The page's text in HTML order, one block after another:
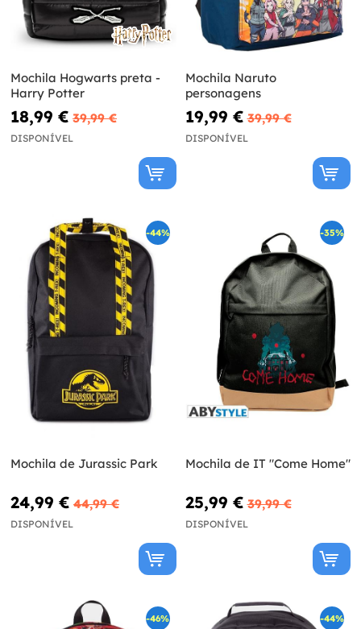
Mochila Hogwarts preta -
Harry Potter
18,99 € 39,99 €
DISPONÍVEL
Mochila Naruto
personagens
19,99 € 39,99 €
DISPONÍVEL
-44%
Mochila de Jurassic Park
24,99 € 44,99 €
DISPONÍVEL
-35%
Mochila de IT "Come Home"
25,99 € 39,99 €
DISPONÍVEL
-46% -44%